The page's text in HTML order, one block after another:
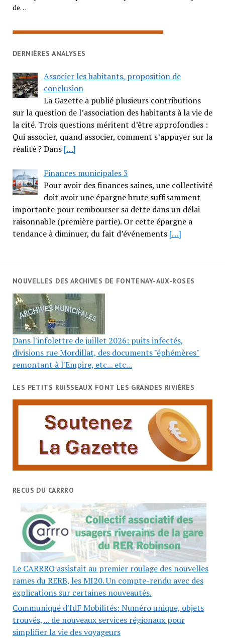
de…
DERNIÈRES ANALYSES
Associer les habitants, proposition de
conclusion
La Gazette a publié plusieurs contributions
sur la question de l’association des habitants à la vie de
la cité. Trois questions méritent d’être approfondies :
Qui associer, quand associer, comment s’appuyer sur la
réalité ? Dans […]
Finances municipales 3
Pour avoir des finances saines, une collectivité
doit avoir une épargne brute suffisamment
importante pour rembourser sa dette dans un délai
raisonnable (première partie). Or cette épargne a
tendance à diminuer, du fait d’événements […]
NOUVELLES DES ARCHIVES DE FONTENAY-AUX-ROSES
Dans l'infolettre de juillet 2026: puits infectés,
divisions rue Mordillat, des documents "éphémères"
remontant à l'Empire, etc... etc...
LES PETITS RUISSEAUX FONT LES GRANDES RIVIÈRES
RECUS DU CARRRO
Le CARRRO assistait au premier roulage des nouvelles
rames du RERB, les MI20. Un compte-rendu avec des
explications sur certaines nouveautés.
Communiqué d'IdF Mobilités: Numéro unique, objets
trouvés, ... de nouveaux services régionaux pour
simplifier la vie des voyageurs